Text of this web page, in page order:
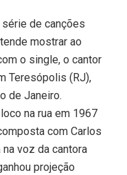
de canções
mostrar ao
o single, o cantor
Teresópolis (RJ),
de Janeiro.
na rua em 1967
com Carlos
voz da cantora
projeção